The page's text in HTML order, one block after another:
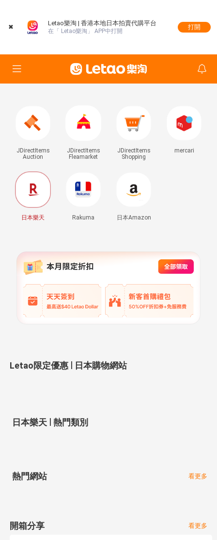
✖
Letao樂淘 | 香港本地日本拍賣代購平台
在「 Letao樂淘」 APP中打開
打開
JDirectItems
Auction
JDirectItems
Fleamarket
JDirectItems
Shopping
mercari
日本樂天 Rakuma 日本Amazon
Letao限定優惠 | 日本購物網站
日本樂天 | 熱門類別
熱門網站 看更多
開箱分享 看更多